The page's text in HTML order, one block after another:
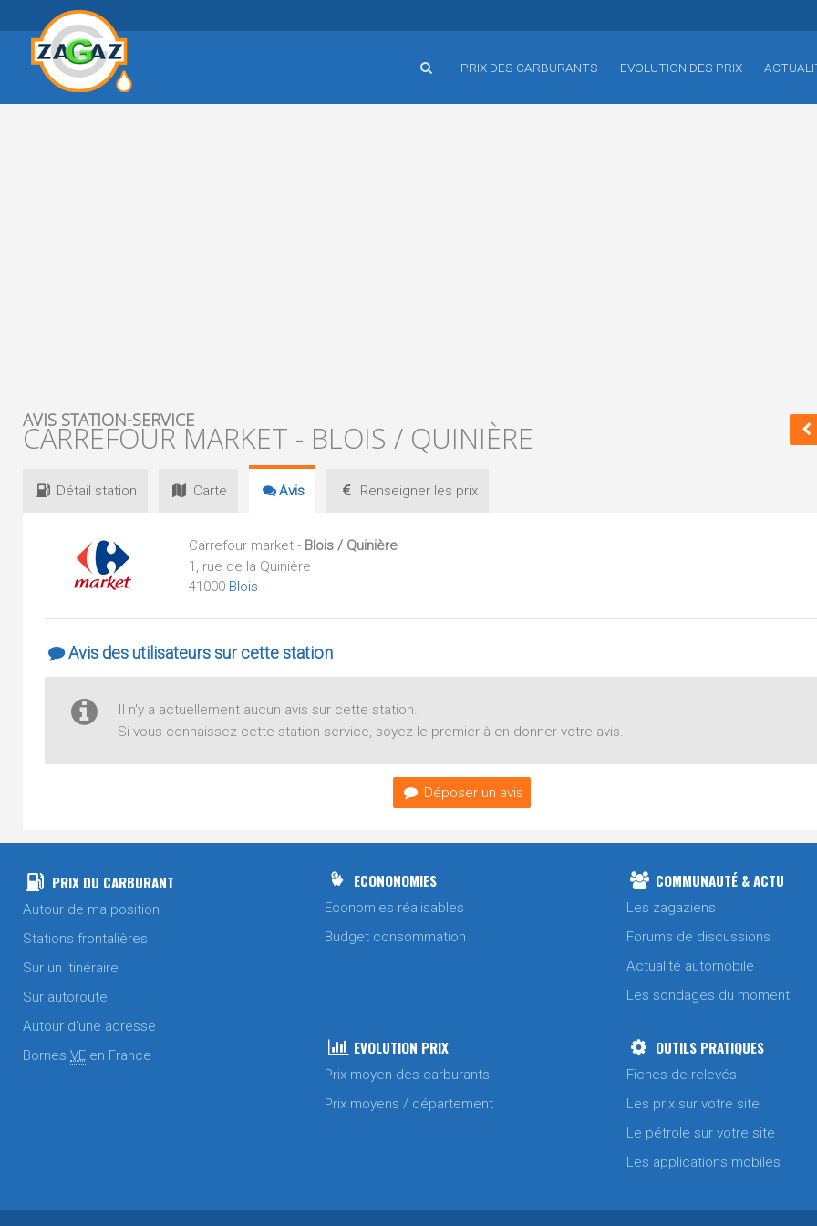
PRIX DES CARBURANTS EVOLUTION DES PRIX
AVIS STATION-SERVICE
CARREFOUR MARKET - BLOIS / QUINIÈRE
Détail station Carte Avis Renseigner les prix
Carrefour market - Blois / Quinière
1, rue de la Quinière
41000 Blois
Avis des utilisateurs sur cette station
Il n'y a actuellement aucun avis sur cette station.
Si vous connaissez cette station-service, soyez le premier à en donner votre avis.
Déposer un avis
PRIX DU CARBURANT
Autour de ma position
Stations frontalières
Sur un itinéraire
Sur autoroute
Autour d'une adresse
Bornes VE en France
ECONONOMIES
Economies réalisables
Budget consommation
COMMUNAUTÉ & ACTU
Les zagaziens
Forums de discussions
Actualité automobile
Les sondages du moment
EVOLUTION PRIX
Prix moyen des carburants
Prix moyens / département
OUTILS PRATIQUES
Fiches de relevés
Les prix sur votre site
Le pétrole sur votre site
Les applications mobiles